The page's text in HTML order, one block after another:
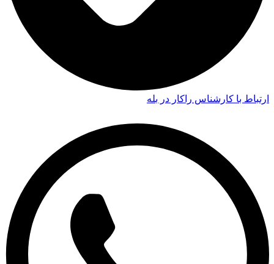
ارتباط با کارشناس راکار در بله